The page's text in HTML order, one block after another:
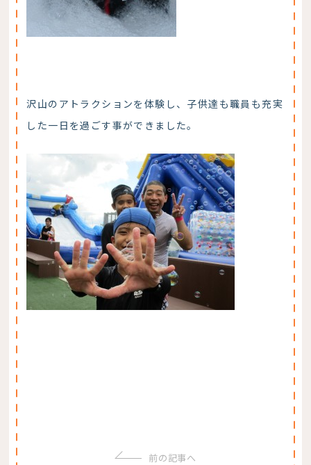
沢山のアトラクションを体験し、子供達も職員も充実
した一日を過ごす事ができました。
前の記事へ